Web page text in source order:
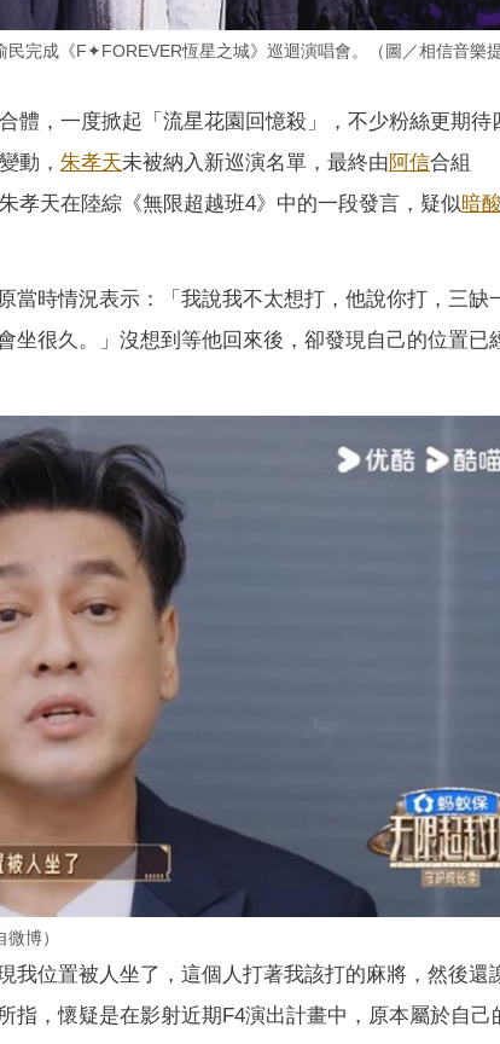
完成《F✦FOREVER恆星之城》巡迴演唱會。（圖／相信音樂
體，一度掀起「流星花園回憶殺」，不少粉絲更期待
動， 朱孝天未被納入新巡演名單，最終由阿信合組
孝天在陸綜《無限超越班4》中的一段發言，疑似暗酸
當時情況表示：「我說我不太想打，他說你打，三缺
坐很久。」沒想到等他回來後，卻發現自己的位置已
博）
我位置被人坐了，這個人打著我該打的麻將，然後還
指，懷疑是在影射近期F4演出計畫中，原本屬於自己